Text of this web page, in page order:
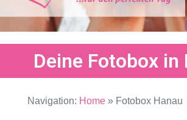
Deine Fotobox in
Navigation: Home» Fotobox Hanau